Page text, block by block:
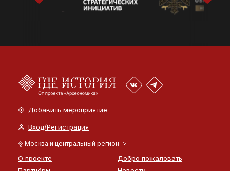
Добавить мероприятие
Вход/Регистрация
Москва и центральный регион
О проекте
Добро пожаловать